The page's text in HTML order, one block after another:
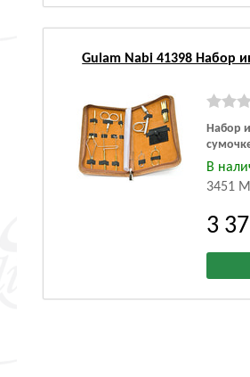
Gulam Nabi 41398 Набор
Набор
В
3451
3